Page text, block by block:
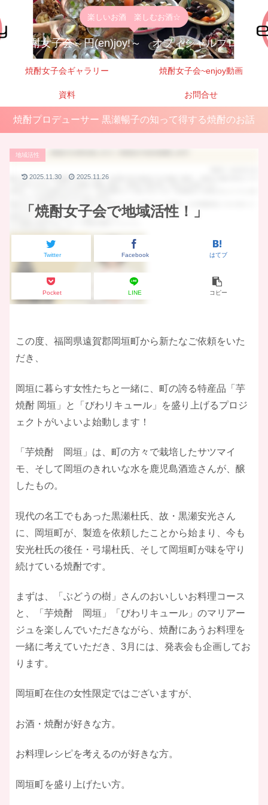
楽しいお酒 楽しむお酒☆
焼酎女子会～円(en)joy!～ オフィシャルブログ
焼酎女子会ギャラリー 焼酎女子会~enjoy動画
資料 お問合せ
焼酎プロデューサー 黒瀬暢子の知って得する焼酎のお話
「焼酎女子会で地域活性！」
地域活性
Twitter Facebook はてブ
Pocket LINE コピー
2025.11.30 2025.11.26
この度、福岡県遠賀郡岡垣町から新たなご依頼をいた
だき、
岡垣に暮らす女性たちと一緒に、町の誇る特産品「芋
焼酎 岡垣」と「びわリキュール」を盛り上げるプロジ
ェクトがいよいよ始動します！
​「芋焼酎 岡垣」は、町の方々で栽培したサツマイ
モ、そして岡垣のきれいな水を鹿児島酒造さんが、醸
したもの。
​現代の名工でもあった黒瀬杜氏、故・黒瀬安光さん
に、岡垣町が、製造を依頼したことから始まり、今も
安光杜氏の後任・弓場杜氏、そして岡垣町が味を守り
続けている焼酎です。
​まずは、「ぶどうの樹」さんのおいしいお料理コース
と、「芋焼酎 岡垣」「びわリキュール」のマリアー
ジュを楽しんでいただきながら、焼酎にあうお料理を
一緒に考えていただき、3月には、発表会も企画してお
ります。
​岡垣町在住の女性限定ではございますが、
​お酒・焼酎が好きな方。
お料理レシピを考えるのが好きな方。
岡垣町を盛り上げたい方。